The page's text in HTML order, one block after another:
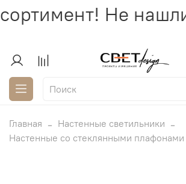
Не
Главная
Настенные светильники
Настенные со стеклянными плафонами